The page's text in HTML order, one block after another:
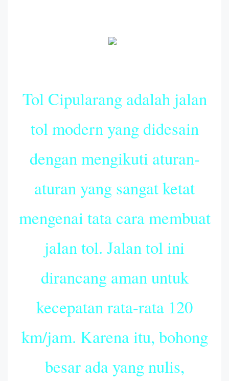
Tol Cipularang adalah jalan
tol modern yang didesain
dengan mengikuti aturan-
aturan yang sangat ketat
mengenai tata cara membuat
jalan tol. Jalan tol ini
dirancang aman untuk
kecepatan rata-rata 120
km/jam. Karena itu, bohong
besar ada yang nulis,